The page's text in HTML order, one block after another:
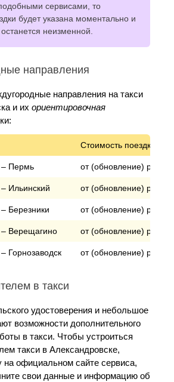
сервисами, то
будет указана моментально и
неизменной.
направления
направления на такси
и их ориентировочная
Стоимость поездки*
– Пермь от (обновление) рублей
Ильинский от (обновление) рублей
Березники от (обновление) рублей
– Верещагино от (обновление) рублей
Горнозаводск от (обновление) рублей
в такси
удостоверения и небольшое
возможности дополнительного
в такси. Чтобы устроиться
такси в Александровске,
на официальном сайте сервиса,
свои данные и информацию об